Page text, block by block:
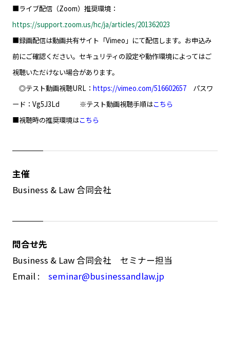
■ライブ配信（Zoom）推奨環境：
https://support.zoom.us/hc/ja/articles/201362023
■録画配信は動画共有サイト「Vimeo」にて配信します。お申込み
前にご確認ください。セキュリティの設定や動作環境によってはご
視聴いただけない場合があります。
◎テスト動画視聴URL： https://vimeo.com/516602657パスワ
ード：Vg5J3Ld ※テスト動画視聴手順はこちら
■視聴時の推奨環境はこちら
主催
Business & Law 合同会社
問合せ先
Business & Law 合同会社 セミナー担当
Email : seminar@businessandlaw.jp